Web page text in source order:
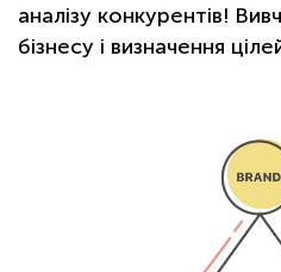
аналізу конкурентів!
бізнесу і визначення